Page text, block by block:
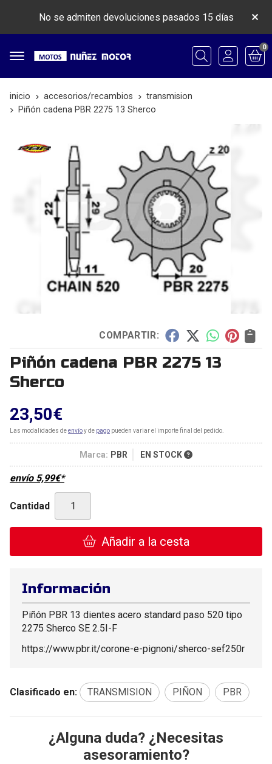
No se admiten devoluciones pasados 15 días
Buscar
0
inicio accesorios/recambios
transmision
Piñón cadena PBR 2275 13 Sherco
COMPARTIR:
Piñón cadena PBR 2275 13
Sherco
23,50€
Las modalidades deenvíoy de pago pueden variar el importe final del pedido.
Marca: PBR EN STOCK
envío 5,99€*
Cantidad
Añadir a la cesta
Información
Piñón PBR 13 dientes acero standard paso 520 tipo
2275 Sherco SE 2.5I-F
https://www.pbr.it/corone-e-pignoni/sherco-sef250r
Clasificado en: TRANSMISION PIÑON PBR
¿Alguna duda? ¿Necesitas
asesoramiento?